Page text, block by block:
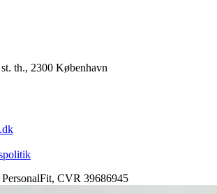
th., 2300 København
, CVR 39686945